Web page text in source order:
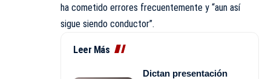
ha cometido errores frecuentemente y “aun así
sigue siendo conductor”.
Leer Más
Dictan presentación